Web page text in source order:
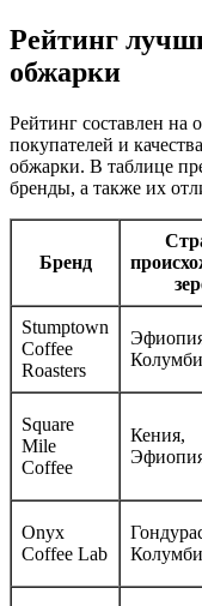
Рейтинг
обжарки
Рейтинг составлен на
покупателей и
обжарки. В таблице
бренды, а также их
Бренд
Stumptown
Coffee
Roasters
Square
Mile
Coffee
Кения,
Onyx
Coffee Lab